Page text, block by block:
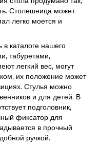
Столешница может
легко моется и
каталоге нашего
табуретами,
легкий вес, могут
их положение может
Стулья можно
и для детей. В
подголовник,
фиксатор для
в прочный
ручкой.